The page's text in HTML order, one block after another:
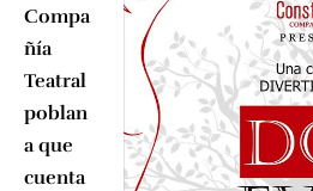
Compa
ñía
Teatral
poblan
a que
cuenta